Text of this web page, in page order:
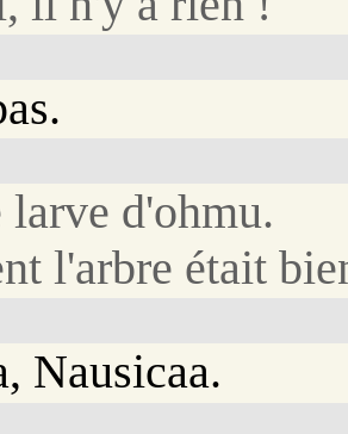
larve d'ohmu.
l'arbre était
Nausicaa.